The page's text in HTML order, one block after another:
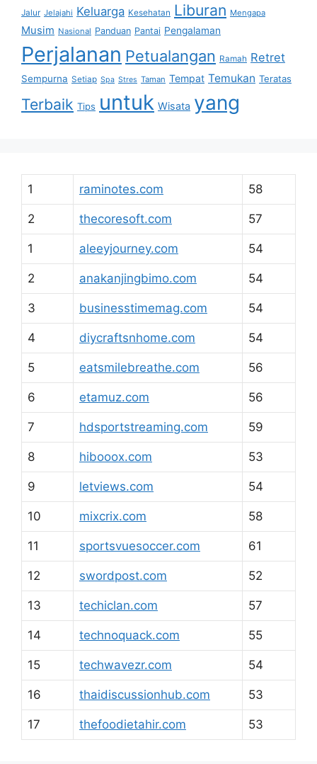
Jalur Jelajahi Keluarga Kesehatan Liburan Mengapa
Musim Nasional Panduan Pantai Pengalaman
Perjalanan Petualangan Ramah Retret
Sempurna Setiap Spa Stres Taman Tempat Temukan Teratas
Terbaik Tips untuk Wisata yang
1 raminotes.com 58
2 thecoresoft.com 57
1 aleeyjourney.com 54
2 anakanjingbimo.com 54
3 businesstimemag.com 54
4 diycraftsnhome.com 54
5 eatsmilebreathe.com 56
6 etamuz.com 56
7 hdsportstreaming.com 59
8 hibooox.com 53
9 letviews.com 54
10 mixcrix.com 58
11 sportsvuesoccer.com 61
12 swordpost.com 52
13 techiclan.com 57
14 technoquack.com 55
15 techwavezr.com 54
16 thaidiscussionhub.com 53
17 thefoodietahir.com 53